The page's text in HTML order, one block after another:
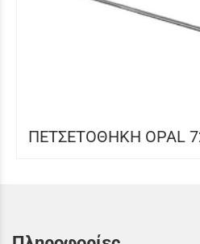
ΠΕΤΣΕΤΟΘΗΚΗ OPAL